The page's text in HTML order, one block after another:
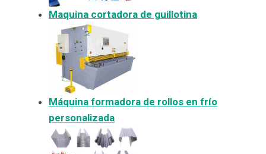
Maquina cortadora de guillotina
Máquina formadora de rollos en frío
personalizada